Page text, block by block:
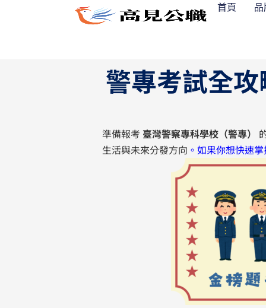
首頁
警專考試全
準備報考 臺灣警察專科學校（警專）
生活與未來分發方向 。如果你想快速